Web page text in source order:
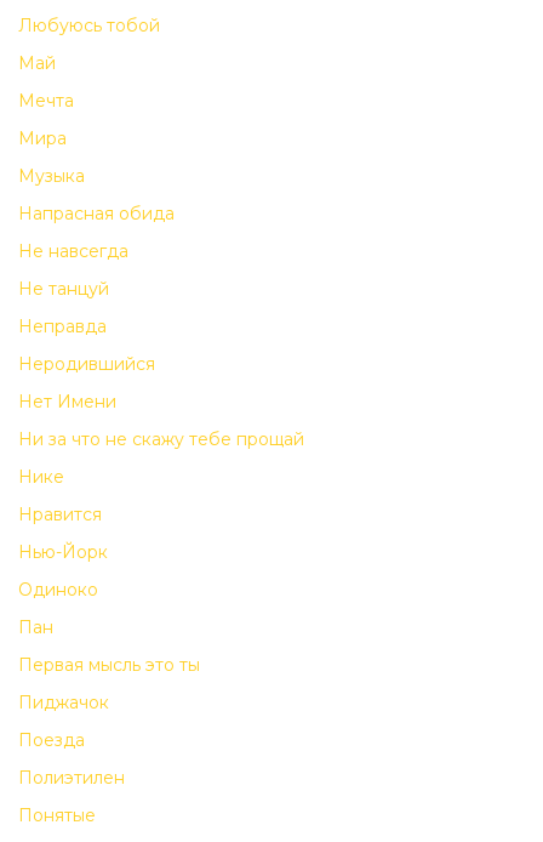
Любуюсь тобой
Май
Мечта
Мира
Музыка
Напрасная обида
Не навсегда
Не танцуй
Неправда
Неродившийся
Нет Имени
Ни за что не скажу тебе прощай
Нике
Нравится
Нью-Йорк
Одиноко
Пан
Первая мысль это ты
Пиджачок
Поезда
Полиэтилен
Понятые